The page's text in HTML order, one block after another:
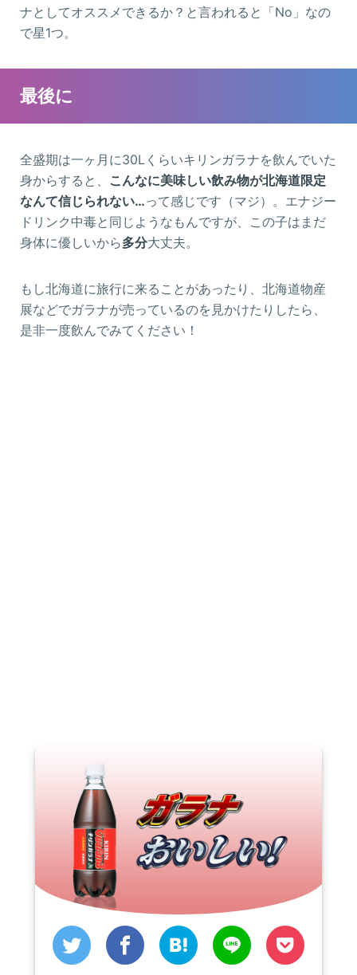
ナとしてオススメできるか？と言われると「No」なの
で星1つ。
最後に
全盛期は一ヶ月に30Lくらいキリンガラナを飲んでいた
身からすると、 こんなに美味しい飲み物が北海道限定
なんて信じられない…って感じです（マジ）。エナジー
ドリンク中毒と同じようなもんですが、この子はまだ
身体に優しいから多分大丈夫。
もし北海道に旅行に来ることがあったり、北海道物産
展などでガラナが売っているのを見かけたりしたら、
是非一度飲んでみてください！